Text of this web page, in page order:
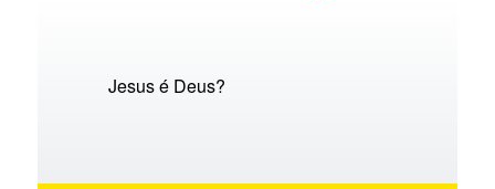
Jesus é Deus?